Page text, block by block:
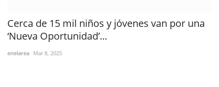
Cerca de 15 mil niños y jóvenes van por una
‘Nueva Oportunidad’...
enelarea Mar 8, 2025